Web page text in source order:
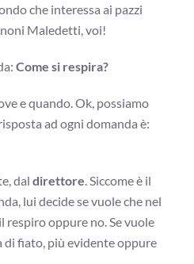
che interessa ai pazzi
Maledetti, voi!
Come si respira?
e quando. Ok, possiamo
ad ogni domanda è:
daldirettore . Siccome è il
lui decide se vuole che nel
respiro oppure no. Se vuole
di fiato, più evidente oppure